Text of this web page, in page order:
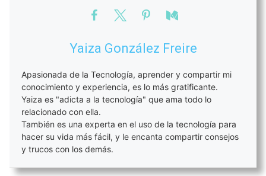
Yaiza González Freire
Apasionada de la Tecnología, aprender y compartir mi
conocimiento y experiencia, es lo más gratificante.
Yaiza es "adicta a la tecnología" que ama todo lo
relacionado con ella.
También es una experta en el uso de la tecnología para
hacer su vida más fácil, y le encanta compartir consejos
y trucos con los demás.